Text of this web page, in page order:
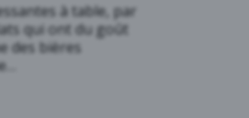
à table, par
qui ont du goût
des bières